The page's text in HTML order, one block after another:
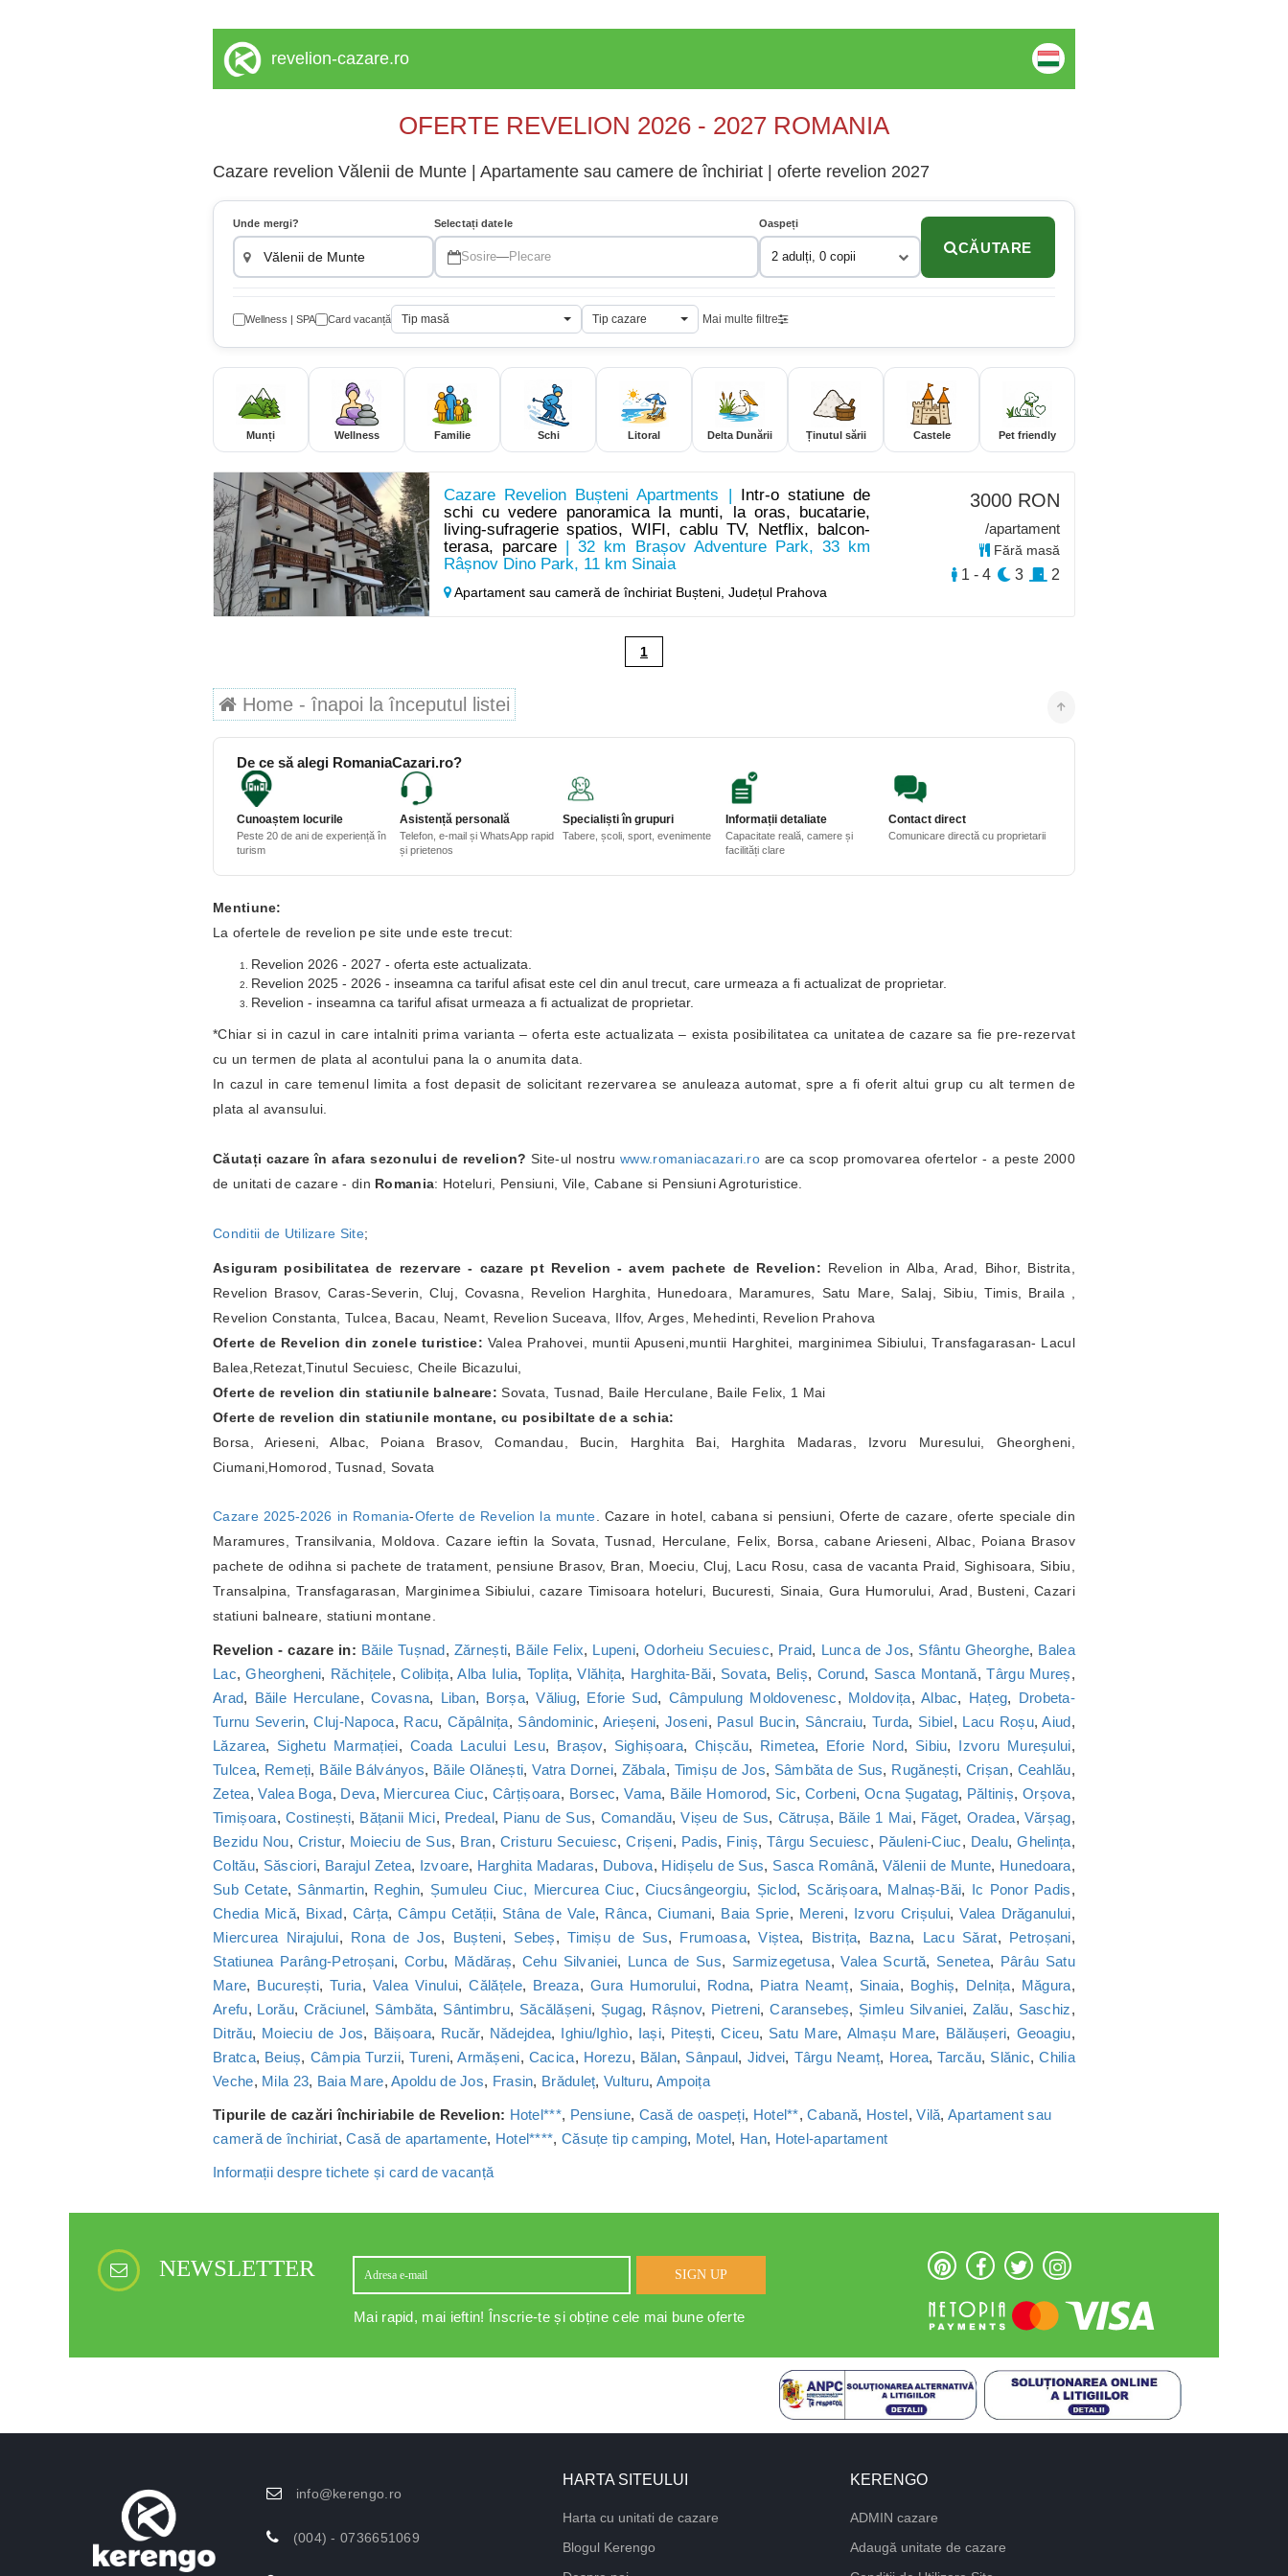
revelion-cazare.ro
OFERTE REVELION 2026 - 2027 ROMANIA
Cazare revelion Vălenii de Munte | Apartamente sau camere de închiriat | oferte revelion 2027
Unde mergi? Selectați datele
Sosire—Plecare
Oaspeți
2 adulți, 0 copii
CĂUTARE
Wellness | SPA Card vacanță Tip masă Tip cazare Mai multe filtre
Munți Wellness Familie Schi Litoral Delta Dunării Ținutul sării Castele Pet friendly
Cazare Revelion Bușteni Apartments |
Intr-o statiune de
schi cu vedere panoramica la munti, la oras, bucatarie,
living-sufragerie spatios, WIFI, cablu TV, Netflix, balcon-
terasa, parcare| 32 km Brașov Adventure Park, 33 km
Râșnov Dino Park, 11 km Sinaia
Apartament sau cameră de închiriat Bușteni, Județul Prahova
3000 RON
/apartament
Fără masă
1 - 4 3 2
1
Home - înapoi la începutul listei
De ce să alegi RomaniaCazari.ro?
Cunoaștem locurile
Peste 20 de ani de experiență în
turism
Asistență personală
Telefon, e-mail și WhatsApp rapid
și prietenos
Specialiști în grupuri
Tabere, școli, sport, evenimente
Informații detaliate
Capacitate reală, camere și
facilități clare
Contact direct
Comunicare directă cu proprietarii
Mentiune:
La ofertele de revelion pe site unde este trecut:
Revelion 2026 - 2027 - oferta este actualizata.
Revelion 2025 - 2026 - inseamna ca tariful afisat este cel din anul trecut, care urmeaza a fi actualizat de proprietar.
Revelion - inseamna ca tariful afisat urmeaza a fi actualizat de proprietar.
*Chiar si in cazul in care intalniti prima varianta – oferta este actualizata – exista posibilitatea ca unitatea de cazare sa fie pre-rezervat
cu un termen de plata al acontului pana la o anumita data.
In cazul in care temenul limita a fost depasit de solicitant rezervarea se anuleaza automat, spre a fi oferit altui grup cu alt termen de
plata al avansului.
Căutați cazare în afara sezonului de revelion?Site-ul nostruwww.romaniacazari.ro are ca scop promovarea ofertelor - a peste 2000
de unitati de cazare - din Romania: Hoteluri, Pensiuni, Vile, Cabane si Pensiuni Agroturistice.
Conditii de Utilizare Site;
Asiguram posibilitatea de rezervare - cazare pt Revelion - avem pachete de Revelion: Revelion in Alba, Arad, Bihor, Bistrita,
Revelion Brasov, Caras-Severin, Cluj, Covasna, Revelion Harghita, Hunedoara, Maramures, Satu Mare, Salaj, Sibiu, Timis, Braila ,
Revelion Constanta, Tulcea, Bacau, Neamt, Revelion Suceava, Ilfov, Arges, Mehedinti, Revelion Prahova
Oferte de Revelion din zonele turistice: Valea Prahovei, muntii Apuseni,muntii Harghitei, marginimea Sibiului, Transfagarasan- Lacul
Balea,Retezat,Tinutul Secuiesc, Cheile Bicazului,
Oferte de revelion din statiunile balneare: Sovata, Tusnad, Baile Herculane, Baile Felix, 1 Mai
Oferte de revelion din statiunile montane, cu posibiltate de a schia:
Borsa, Arieseni, Albac, Poiana Brasov, Comandau, Bucin, Harghita Bai, Harghita Madaras, Izvoru Muresului, Gheorgheni,
Ciumani,Homorod, Tusnad, Sovata
Cazare 2025-2026 in Romania-Oferte de Revelion la munte. Cazare in hotel, cabana si pensiuni, Oferte de cazare, oferte speciale din
Maramures, Transilvania, Moldova. Cazare ieftin la Sovata, Tusnad, Herculane, Felix, Borsa, cabane Arieseni, Albac, Poiana Brasov
pachete de odihna si pachete de tratament, pensiune Brasov, Bran, Moeciu, Cluj, Lacu Rosu, casa de vacanta Praid, Sighisoara, Sibiu,
Transalpina, Transfagarasan, Marginimea Sibiului, cazare Timisoara hoteluri, Bucuresti, Sinaia, Gura Humorului, Arad, Busteni, Cazari
statiuni balneare, statiuni montane.
Revelion - cazare in: Băile Tușnad, Zărnești, Băile Felix, Lupeni,Odorheiu Secuiesc, Praid, Lunca de Jos, Sfântu Gheorghe, Balea
Lac,Gheorgheni, Răchițele,Colibița,Alba Iulia, Toplița,Vlăhița, Harghita-Băi, Sovata, Beliș, Corund, Sasca Montană,Târgu Mureș,
Arad, Băile Herculane,Covasna, Liban, Borșa,Văliug, Eforie Sud, Câmpulung Moldovenesc, Moldovița, Albac, Hațeg, Drobeta-
Turnu Severin,Cluj-Napoca, Racu, Căpâlnița, Sândominic, Arieșeni, Joseni, Pasul Bucin, Sâncraiu, Turda, Sibiel, Lacu Roșu,Aiud,
Lăzarea, Sighetu Marmației, Coada Lacului Lesu, Brașov, Sighișoara, Chișcău, Rimetea, Eforie Nord, Sibiu, Izvoru Mureșului,
Tulcea, Remeți, Băile Bálványos, Băile Olănești,Vatra Dornei, Zăbala, Timișu de Jos, Sâmbăta de Sus, Rugănești, Crișan, Ceahlău,
Zetea,Valea Boga, Deva, Miercurea Ciuc, Cârțișoara, Borsec,Vama, Băile Homorod, Sic,Corbeni, Ocna Șugatag, Păltiniș, Orșova,
Timișoara, Costinești, Bățanii Mici, Predeal, Pianu de Sus, Comandău,Vișeu de Sus, Cătrușa, Băile 1 Mai, Făget, Oradea, Vărșag,
Bezidu Nou, Cristur, Moieciu de Sus, Bran, Cristuru Secuiesc,Crișeni, Padis, Finiș,Târgu Secuiesc, Păuleni-Ciuc, Dealu,Ghelința,
Coltău, Săsciori, Barajul Zetea, Izvoare, Harghita Madaras, Dubova, Hidișelu de Sus, Sasca Română, Vălenii de Munte, Hunedoara,
Sub Cetate, Sânmartin, Reghin, Șumuleu Ciuc, Miercurea Ciuc,Ciucsângeorgiu, Șiclod, Scărișoara, Malnaș-Băi, Ic Ponor Padis,
Chedia Mică, Bixad, Cârța,Câmpu Cetății, Stâna de Vale, Rânca, Ciumani, Baia Sprie, Mereni, Izvoru Crișului,Valea Drăganului,
Miercurea Nirajului, Rona de Jos, Bușteni, Sebeș,Timișu de Sus, Frumoasa,Viștea, Bistrița, Bazna, Lacu Sărat, Petroșani,
Statiunea Parâng-Petroșani, Corbu, Mădăraș, Cehu Silvaniei, Lunca de Sus, Sarmizegetusa,Valea Scurtă, Senetea, Pârâu Satu
Mare, București,Turia, Valea Vinului,Călățele, Breaza, Gura Humorului, Rodna, Piatra Neamț, Sinaia, Boghiș, Delnița, Măgura,
Arefu, Lorău, Crăciunel, Sâmbăta, Sântimbru, Săcălășeni, Șugag, Râșnov, Pietreni,Caransebeș, Șimleu Silvaniei,Zalău, Saschiz,
Ditrău, Moieciu de Jos, Băișoara, Rucăr, Nădejdea, Ighiu/Ighìo, Iași, Pitești,Ciceu, Satu Mare, Almașu Mare, Bălăușeri, Geoagiu,
Bratca, Beiuș, Câmpia Turzii,Tureni,Armășeni, Cacica, Horezu, Bălan, Sânpaul, Jidvei, Târgu Neamț, Horea,Tarcău, Slănic,Chilia
Veche, Mila 23, Baia Mare,Apoldu de Jos, Frasin, Brăduleț,Vulturu, Ampoița
Tipurile de cazări închiriabile de Revelion: Hotel***, Pensiune, Casă de oaspeți, Hotel**,Cabană, Hostel,Vilă,Apartament sau
cameră de închiriat,Casă de apartamente, Hotel****, Căsuțe tip camping, Motel, Han, Hotel-apartament
Informații despre tichete și card de vacanță
NEWSLETTER SIGN UP
Mai rapid, mai ieftin! Înscrie-te și obține cele mai bune oferte
info@kerengo.ro
(004) - 0736651069
HARTA SITEULUI
Harta cu unitati de cazare
Blogul Kerengo
KERENGO
ADMIN cazare
Adaugă unitate de cazare